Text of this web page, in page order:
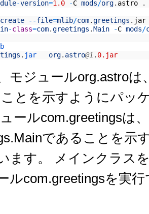
-version=1.0 -C mods/org. astro .
create --file=mlib/com.greetings . jar
-class=com.greetings .Main -C mods/
. jar org. astro@1 . 0.jar
モジュールorg.astroは
とを示すようにパッ
ールcom.greetingsは
であることを示
ます。 メインクラス
ルcom.greetingsを実